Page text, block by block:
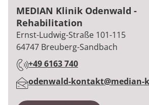
MEDIAN Klinik Odenwald -
Rehabilitation
:Ernst-Ludwig-Straße 101-115
64747 Breuberg-Sandbach
: +49 6163 740
: odenwald-kontakt@median-